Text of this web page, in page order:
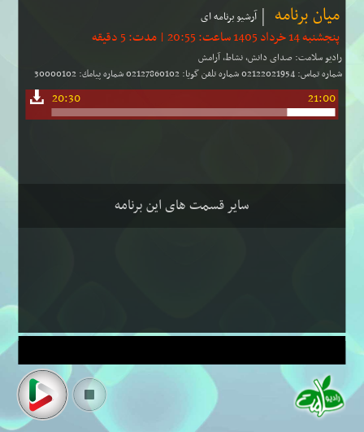
میان برنامه آرشیو برنامه ای
پنجشنبه 14 خرداد 1405 ساعت: 20:55 | مدت: 5 دقیقه
رادیو سلامت: صدای دانش، نشاط، آرامش
شماره تماس: 02122021954 شماره تلفن گویا: 02127860102 شماره پیامك: 30000102
20:30 21:00
سایر قسمت های این برنامه